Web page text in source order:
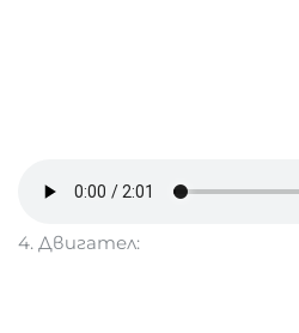
4. Двигател: